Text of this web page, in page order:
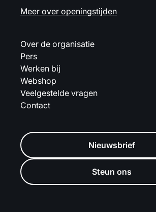
Meer over openingstijden
Over de organisatie
Pers
Werken bij
Webshop
Veelgestelde vragen
Contact
Nieuwsbrief
Steun ons